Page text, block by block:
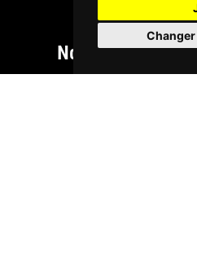
Nos Produits